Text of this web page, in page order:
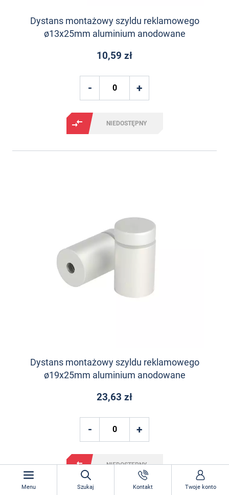
Dystans montażowy szyldu reklamowego
ø13x25mm aluminium anodowane
10,59 zł
NIEDOSTĘPNY
Dystans montażowy szyldu reklamowego
ø19x25mm aluminium anodowane
23,63 zł
NIEDOSTĘPNY
Menu Szukaj Kontakt Twoje konto